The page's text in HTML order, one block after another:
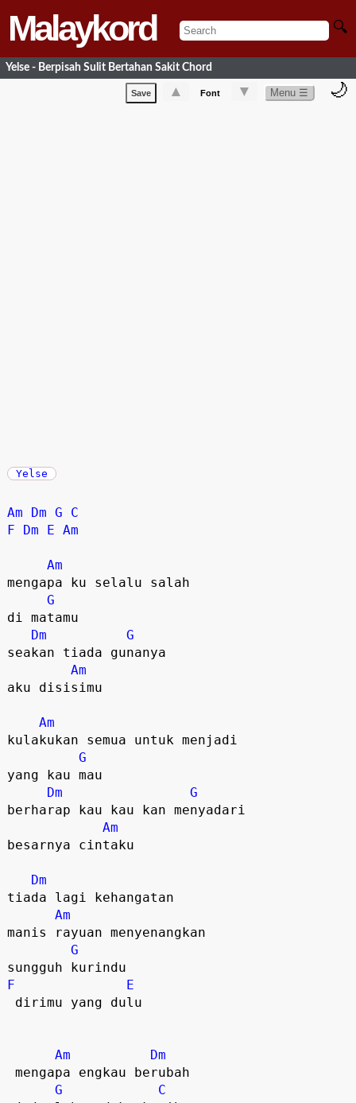
Malaykord 🔍
Yelse - Berpisah Sulit Bertahan Sakit Chord
Save ▲ Font ▼ Menu ☰ 🌙
Yelse
Am Dm G
C
F
Dm E Am
Am
mengapa ku selalu salah
G
di matamu
Dm
G
seakan tiada gunanya
Am
aku disisimu
Am
kulakukan semua untuk menjadi
G
yang kau mau
Dm
G
berharap kau kau kan menyadari
Am
besarnya cintaku
Dm
tiada lagi kehangatan
Am
manis rayuan menyenangkan
G
F
E
Am
Dm
G
C